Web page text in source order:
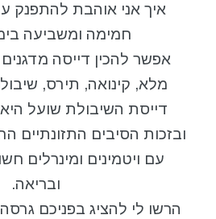
איך אני אוהבת להתפנק
חמימה ומשביעה
אפשר להכין דייסה מדגנים
מלא, קינואה, תירס,
דייסת השיבולת שועל
ובזכות הסיבים התזונתיים
עם ויטמינים ומינרלים
ובריאה.
הרשו לי להציג בפניכם